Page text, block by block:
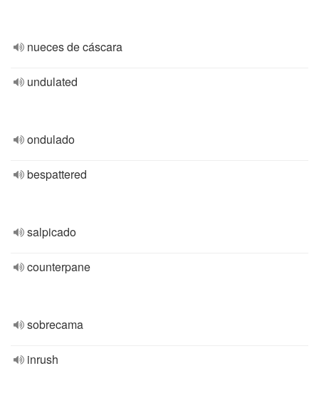
nueces de cáscara
undulated
ondulado
bespattered
salpicado
counterpane
sobrecama
inrush